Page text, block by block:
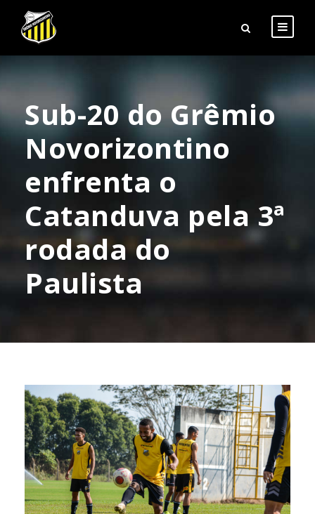
Sub-20 do Grêmio
Novorizontino
enfrenta o
Catanduva pela 3ª
rodada do
Paulista